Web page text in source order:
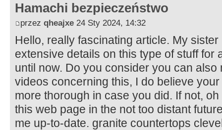
Hamachi bezpieczeństwo
przez qheajxe 24 Sty 2024, 14:32
Hello, really fascinating article. My
extensive details on this type of stuff for
until now. Do you consider you can
videos concerning this, I do believe
more thorough in case you did. If not,
this web page in the not too distant
me up-to-date. granite countertops